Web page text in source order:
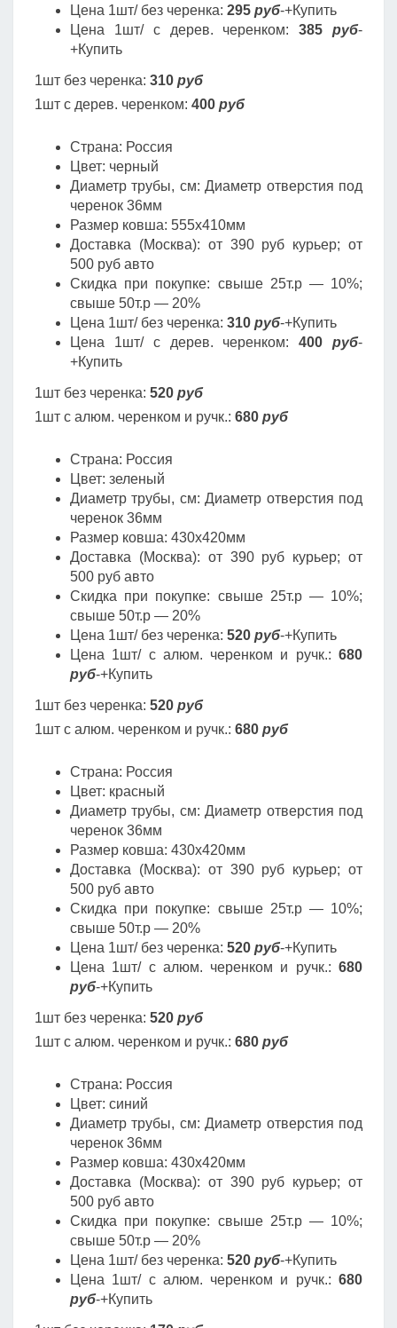
Цена 1шт/ без черенка: 295 руб-+Купить
Цена 1шт/ с дерев. черенком:385руб-
+Купить
1шт без черенка: 310 руб
1шт с дерев. черенком: 400 руб
Страна: Россия
Цвет: черный
Диаметр трубы, cм: Диаметр отверстия под
черенок 36мм
Размер ковша: 555х410мм
Доставка (Москва): от 390 руб курьер; от
500 руб авто
Скидка при покупке: свыше 25т.р — 10%;
свыше 50т.р — 20%
Цена 1шт/ без черенка: 310 руб-+Купить
Цена 1шт/ с дерев. черенком:400руб-
+Купить
1шт без черенка: 520 руб
1шт с алюм. черенком и ручк.: 680 руб
Страна: Россия
Цвет: зеленый
Диаметр трубы, cм: Диаметр отверстия под
черенок 36мм
Размер ковша: 430х420мм
Доставка (Москва): от 390 руб курьер; от
500 руб авто
Скидка при покупке: свыше 25т.р — 10%;
свыше 50т.р — 20%
Цена 1шт/ без черенка: 520 руб-+Купить
Цена 1шт/ с алюм. черенком и ручк.: 680
руб-+Купить
1шт без черенка: 520 руб
1шт с алюм. черенком и ручк.: 680 руб
Страна: Россия
Цвет: красный
Диаметр трубы, cм: Диаметр отверстия под
черенок 36мм
Размер ковша: 430х420мм
Доставка (Москва): от 390 руб курьер; от
500 руб авто
Скидка при покупке: свыше 25т.р — 10%;
свыше 50т.р — 20%
Цена 1шт/ без черенка: 520 руб-+Купить
Цена 1шт/ с алюм. черенком и ручк.: 680
руб-+Купить
1шт без черенка: 520 руб
1шт с алюм. черенком и ручк.: 680 руб
Страна: Россия
Цвет: синий
Диаметр трубы, cм: Диаметр отверстия под
черенок 36мм
Размер ковша: 430х420мм
Доставка (Москва): от 390 руб курьер; от
500 руб авто
Скидка при покупке: свыше 25т.р — 10%;
свыше 50т.р — 20%
Цена 1шт/ без черенка: 520 руб-+Купить
Цена 1шт/ с алюм. черенком и ручк.: 680
руб-+Купить